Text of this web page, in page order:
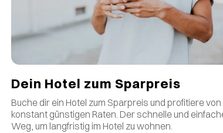
Dein Hotel zum Sparpreis
Buche dir ein Hotel zum Sparpreis und profitiere von
konstant günstigen Raten Der schnelle und
Weg, um langfristig im Hotel zu wohnen.